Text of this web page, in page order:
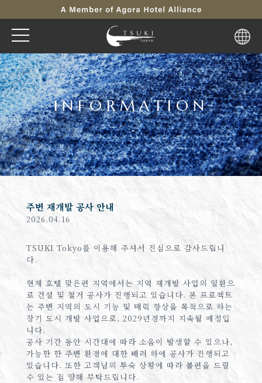
INFORMATION
주변 재개발 공사 안내
2026.04.16
TSUKI Tokyo를 이용해 주셔서 진심으로 감사드립니
다.
현재 호텔 맞은편 지역에서는 지역 재개발 사업의 일환으
로 건설 및 철거 공사가 진행되고 있습니다. 본 프로젝트
는 주변 지역의 도시 기능 및 매력 향상을 목적으로 하는
장기 도시 개발 사업으로, 2029년경까지 지속될 예정입
니다.
공사 기간 동안 시간대에 따라 소음이 발생할 수 있으나,
가능한 한 주변 환경에 대한 배려 하에 공사가 진행되고
있습니다. 또한 고객님의 투숙 상황에 따라 불편을 드릴
수 있는 점 양해 부탁드립니다.